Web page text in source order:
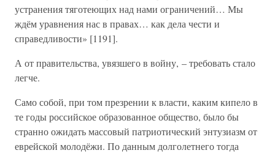
устранения тяготеющих над нами ограничений… Мы
ждём уравнения нас в правах… как дела чести и
справедливости» [1191].
А от правительства, увязшего в войну, – требовать стало
легче.
Само собой, при том презрении к власти, каким кипело в
те годы российское образованное общество, было бы
странно ожидать массовый патриотический энтузиазм от
еврейской молодёжи. По данным долголетнего тогда